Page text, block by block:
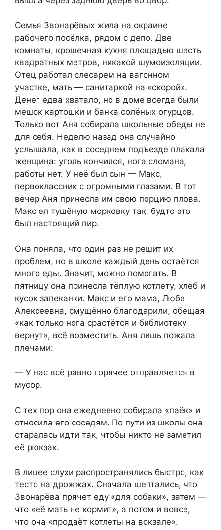
Семья Звонарёвых жила на окраине
рабочего посёлка, рядом с депо. Две
комнаты, крошечная кухня площадью шесть
квадратных метров, никакой шумоизоляции.
Отец работал слесарем на вагонном
участке, мать — санитаркой на «скорой».
Денег едва хватало, но в доме всегда были
мешок картошки и банка солёных огурцов.
Только вот Аня собирала школьные обеды не
для себя. Неделю назад она случайно
услышала, как в соседнем подъезде плакала
женщина: уголь кончился, нога сломана,
работы нет. У неё был сын — Макс,
первоклассник с огромными глазами. В тот
вечер Аня принесла им свою порцию плова.
Макс ел тушёную морковку так, будто это
был настоящий пир.
Она поняла, что один раз не решит их
проблем, но в школе каждый день остаётся
много еды. Значит, можно помогать. В
пятницу она принесла тёплую котлету, хлеб и
кусок запеканки. Макс и его мама, Люба
Алексеевна, смущённо благодарили, обещая
«как только нога срастётся и библиотеку
вернут», всё возместить. Аня лишь пожала
плечами:
— У нас всё равно горячее отправляется в
мусор.
С тех пор она ежедневно собирала «паёк» и
относила его соседям. По пути из школы она
старалась идти так, чтобы никто не заметил
её рюкзак.
В лицее слухи распространялись быстро, как
тесто на дрожжах. Сначала шептались, что
Звонарёва прячет еду «для собаки», затем —
что «её мать не кормит», а потом и вовсе,
что она «продаёт котлеты на вокзале».